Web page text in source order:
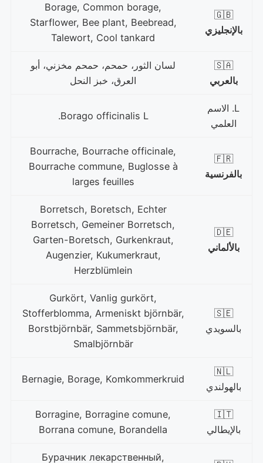
🇬🇧
بالإنجليزي
Borage, Common borage,
Starflower, Bee plant, Beebread,
Talewort, Cool tankard
🇸🇦
بالعربي
لسان الثور، حمحم، حمحم مخزني، أبو
العرق، خبز النحل
L. الاسم
العلمي
Borago officinalis L.
🇫🇷
بالفرنسية
Bourrache, Bourrache officinale,
Bourrache commune, Buglosse à
larges feuilles
🇩🇪
بالألماني
Borretsch, Boretsch, Echter
Borretsch, Gemeiner Borretsch,
Garten-Boretsch, Gurkenkraut,
Augenzier, Kukumerkraut,
Herzblümlein
🇸🇪
بالسويدي
Gurkört, Vanlig gurkört,
Stofferblomma, Armeniskt björnbär,
Borstbjörnbär, Sammetsbjörnbär,
Smalbjörnbär
🇳🇱
بالهولندي
Bernagie, Borage, Komkommerkruid
🇮🇹
بالإيطالي
Borragine, Borragine comune,
Borrana comune, Borandella
Бурачник лекарственный,